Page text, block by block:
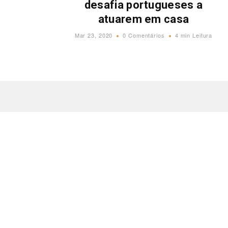
desafia portugueses a
atuarem em casa
Mar 23, 2020 0 Comentários 4 min Leitura